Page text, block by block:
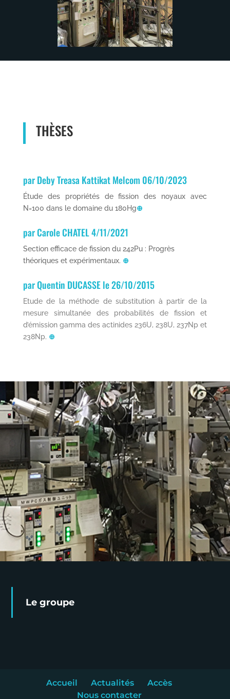
THÈSES
par Deby Treasa Kattikat Melcom 06/10/2023
Étude des propriétés de fission des noyaux avec
N=100 dans le domaine du 180Hg⊕
par Carole CHATEL 4/11/2021
Section efficace de fission du 242Pu : Progrès
théoriques et expérimentaux. ⊕
par Quentin DUCASSE le 26/10/2015
Etude de la méthode de substitution à partir de la
mesure simultanée des probabilités de fission et
d’émission gamma des actinides 236U, 238U, 237Np et
238Np. ⊕
Le groupe
Accueil Actualités
Accès
Nous contacter